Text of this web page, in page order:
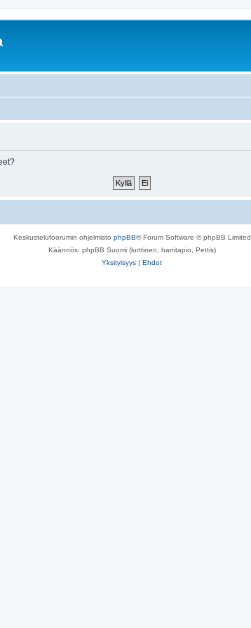
Keskustelufoorumin ohjelmisto phpBB® Forum Software © phpBB Limited
Käännös: phpBB Suomi (lurttinen, harritapio, Pettis)
Yksityisyys | Ehdot